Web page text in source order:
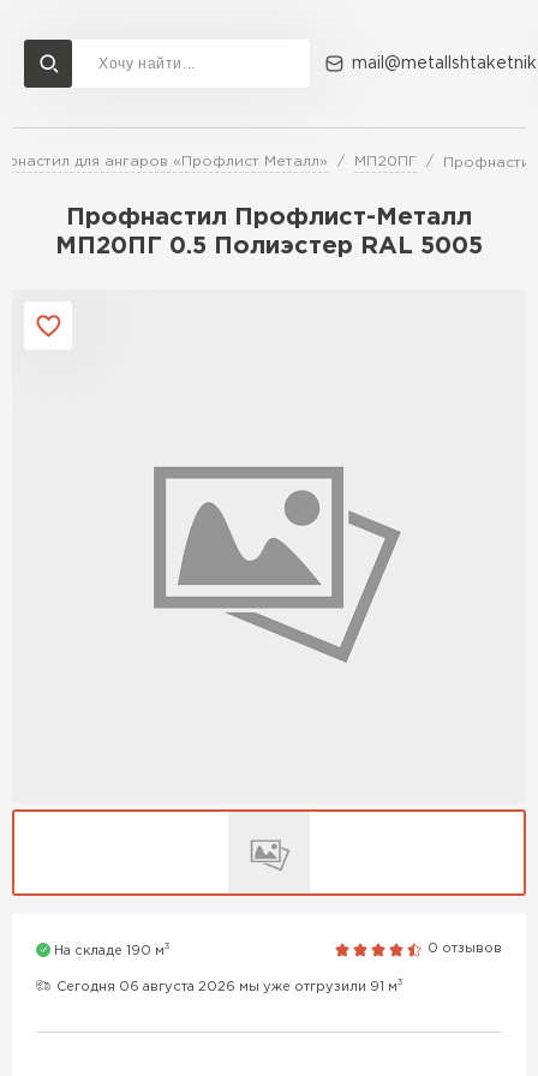
для ангаров «Профлист Металл» МП20ПГ
Профнастил Профлист-Металл
МП20ПГ 0.5 Полиэстер RAL 5005
На складе 190 м3 0 отзывов
Сегодня 06 августа 2026 мы уже отгрузили 91 м3
Доставка и оплата Акции О компании Контакты
Перейти в каталог